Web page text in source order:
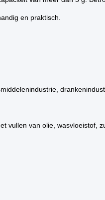
en praktisch.
vullen van olie, wasvloeistof,